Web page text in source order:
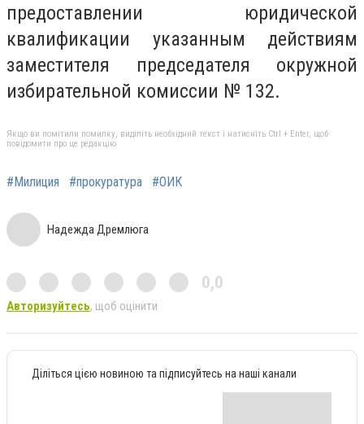
предоставлении юридической
квалификации указанным действиям
заместителя председателя окружной
избирательной комиссии № 132.
Якщо ви помітили помилку, виділіть необхідний текст і натисніть Ctrl + Enter, щоб
повідомити про це редакцію
#Милиция #прокуратура #ОИК
Надежда Дремлюга
0,0
Авторизуйтесь, щоб оцінити
Діліться цією новиною та підписуйтесь на наші канали